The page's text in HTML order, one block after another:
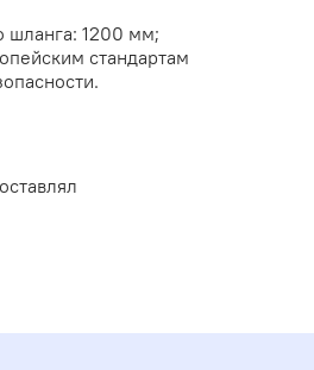
шланга: 1200 мм;
стандартам